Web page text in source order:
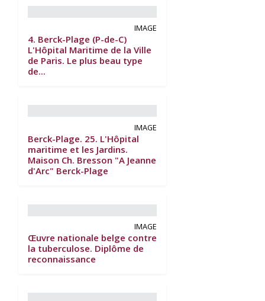
IMAGE
4. Berck-Plage (P-de-C)
L'Hôpital Maritime de la Ville
de Paris. Le plus beau type
de...
IMAGE
Berck-Plage. 25. L'Hôpital
maritime et les Jardins.
Maison Ch. Bresson "A Jeanne
d'Arc" Berck-Plage
IMAGE
Œuvre nationale belge contre
la tuberculose. Diplôme de
reconnaissance